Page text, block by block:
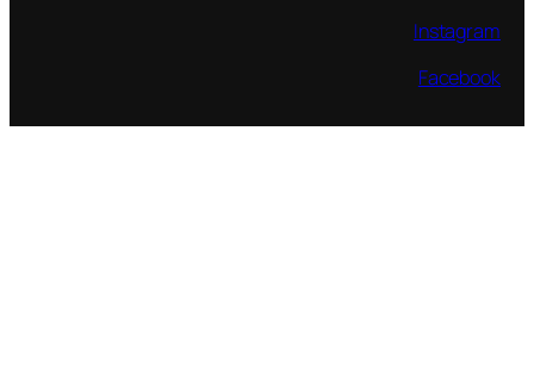
Instagram
Facebook